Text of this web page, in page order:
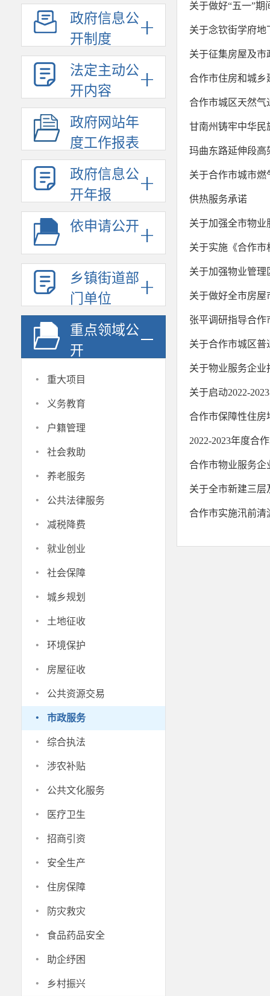
政府信息公
开制度
法定主动公
开内容
政府网站年
度工作报表
政府信息公
开年报
依申请公开
乡镇街道部
门单位
重点领域公
开
· 重大项目
· 义务教育
· 户籍管理
· 社会救助
· 养老服务
· 公共法律服务
· 减税降费
· 就业创业
· 社会保障
· 城乡规划
· 土地征收
· 环境保护
· 房屋征收
· 公共资源交易
· 市政服务
· 综合执法
· 涉农补贴
· 公共文化服务
· 医疗卫生
· 招商引资
· 安全生产
· 住房保障
· 防灾救灾
· 食品药品安全
· 助企纾困
· 乡村振兴
关于做好“五一”
关于念钦街学府
关于征集房屋及
合作市住房和城乡
合作市城区天然气
甘南州铸牢中华民
玛曲东路延伸段高
关于合作市城市
供热服务承诺
关于加强全市物
关于实施《合作
关于加强物业管
关于做好全市房
张平调研指导合
关于合作市城区
关于物业服务企
关于启动2022-
合作市保障性住房
2022-2023年度合
合作市物业服务企
关于全市新建三
合作市实施汛前清